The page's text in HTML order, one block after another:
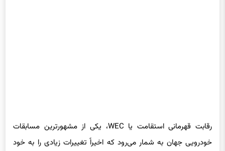
رقابت قهرمانی استقامت یا WEC، یکی از مشهورترین مسابقات
خودرویی جهان به شمار می‌رود که اخیراً تغییرات زیادی را به خود